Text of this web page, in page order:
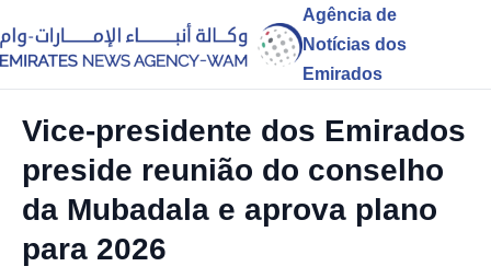
Agência de
Notícias dos
Emirados
Vice-presidente dos Emirados
preside reunião do conselho
da Mubadala e aprova plano
para 2026